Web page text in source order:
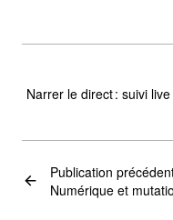
Publication
Numérique et
Narrer le direct : suivi